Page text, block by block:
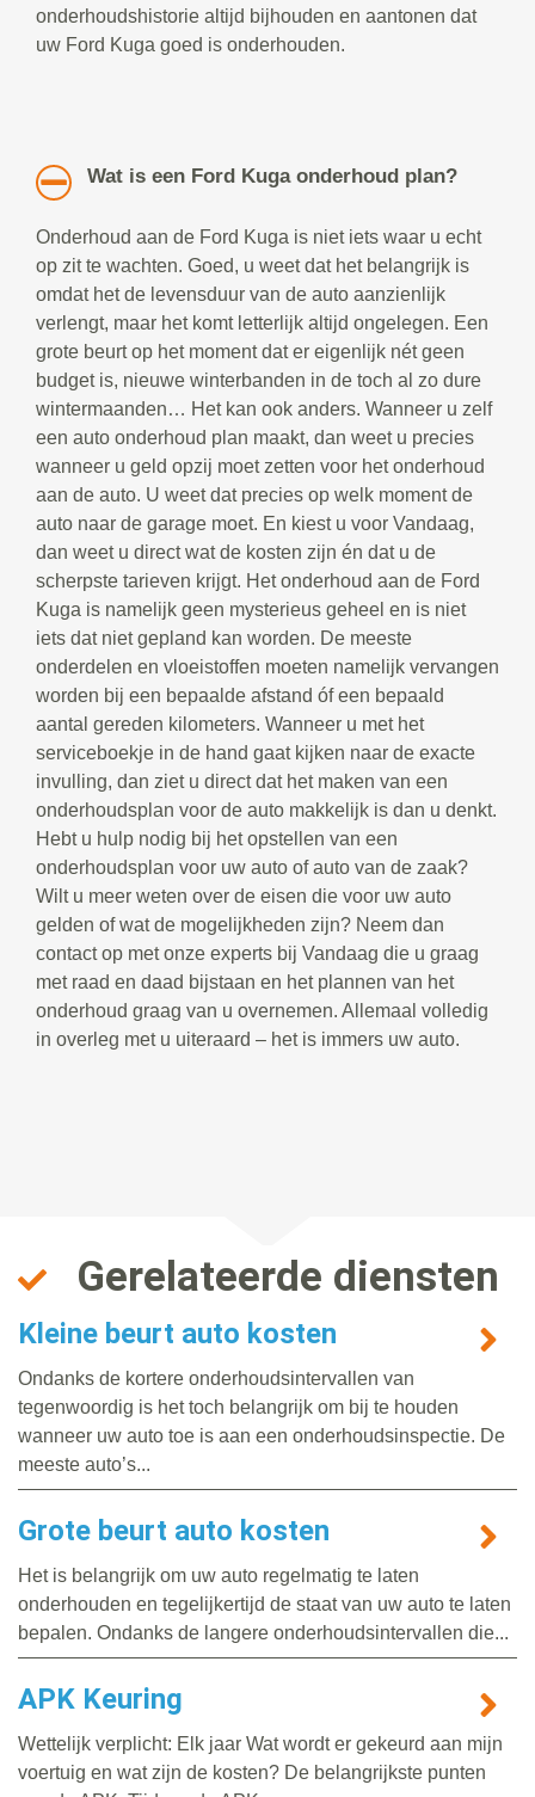
onderhoudshistorie altijd bijhouden en aantonen dat
uw Ford Kuga goed is onderhouden.
Wat is een Ford Kuga onderhoud plan?
Onderhoud aan de Ford Kuga is niet iets waar u echt
op zit te wachten. Goed, u weet dat het belangrijk is
omdat het de levensduur van de auto aanzienlijk
verlengt, maar het komt letterlijk altijd ongelegen. Een
grote beurt op het moment dat er eigenlijk nét geen
budget is, nieuwe winterbanden in de toch al zo dure
wintermaanden… Het kan ook anders. Wanneer u zelf
een auto onderhoud plan maakt, dan weet u precies
wanneer u geld opzij moet zetten voor het onderhoud
aan de auto. U weet dat precies op welk moment de
auto naar de garage moet. En kiest u voor Vandaag,
dan weet u direct wat de kosten zijn én dat u de
scherpste tarieven krijgt. Het onderhoud aan de Ford
Kuga is namelijk geen mysterieus geheel en is niet
iets dat niet gepland kan worden. De meeste
onderdelen en vloeistoffen moeten namelijk vervangen
worden bij een bepaalde afstand óf een bepaald
aantal gereden kilometers. Wanneer u met het
serviceboekje in de hand gaat kijken naar de exacte
invulling, dan ziet u direct dat het maken van een
onderhoudsplan voor de auto makkelijk is dan u denkt.
Hebt u hulp nodig bij het opstellen van een
onderhoudsplan voor uw auto of auto van de zaak?
Wilt u meer weten over de eisen die voor uw auto
gelden of wat de mogelijkheden zijn? Neem dan
contact op met onze experts bij Vandaag die u graag
met raad en daad bijstaan en het plannen van het
onderhoud graag van u overnemen. Allemaal volledig
in overleg met u uiteraard – het is immers uw auto.
Gerelateerde diensten
Kleine beurt auto kosten
Ondanks de kortere onderhoudsintervallen van
tegenwoordig is het toch belangrijk om bij te houden
wanneer uw auto toe is aan een onderhoudsinspectie. De
meeste auto’s...
Grote beurt auto kosten
Het is belangrijk om uw auto regelmatig te laten
onderhouden en tegelijkertijd de staat van uw auto te laten
bepalen. Ondanks de langere onderhoudsintervallen die...
APK Keuring
Wettelijk verplicht: Elk jaar Wat wordt er gekeurd aan mijn
voertuig en wat zijn de kosten? De belangrijkste punten